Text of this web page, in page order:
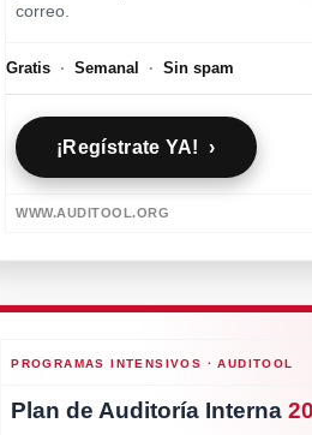
correo.
Gratis · Semanal · Sin spam
¡Regístrate YA! ›
WWW.AUDITOOL.ORG
PROGRAMAS INTENSIVOS · AUDITOOL
Plan de Auditoría Interna